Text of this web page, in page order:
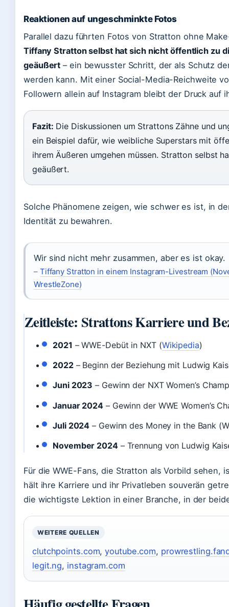
Reaktionen auf ungeschminkte Fotos
Parallel dazu führten Fotos von Stratton ohne
Tiffany Stratton selbst hat sich nicht öffentlich zu
geäußert – ein bewusster Schritt, der als Schutz
werden kann. Mit einer Social-Media-Reichweite
Followern allein auf Instagram bleibt der Druck auf
Fazit: Die Diskussionen um Strattons Zähne und
ein Beispiel dafür, wie weibliche Superstars mit
ihrem Äußeren umgehen müssen. Stratton selbst
geäußert.
Solche Phänomene zeigen, wie schwer es ist, in
Identität zu bewahren.
Wir sind nicht mehr zusammen, aber es ist okay.
– Tiffany Stratton in einem Instagram-Livestream
WrestleZone)
Zeitleiste: Strattons Karriere und
2021 – WWE-Debüt in NXT (Wikipedia)
2022– Beginn der Beziehung mit Ludwig
Juni 2023 – Gewinn der NXT Women’s
Januar 2024 – Gewinn der WWE Women’s
Juli 2024 – Gewinn des Money in the Bank
November 2024– Trennung von Ludwig
Für die WWE-Fans, die Stratton als Vorbild sehen,
hält ihre Karriere und ihr Privatleben souverän
die wichtigste Lektion in einer Branche, in der
WEITERE QUELLEN
clutchpoints.com,youtube.com,
legit.ng, instagram.com